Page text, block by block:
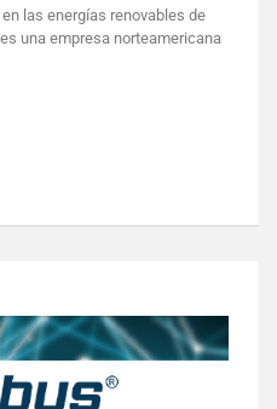
las energías renovables de
una empresa norteamericana